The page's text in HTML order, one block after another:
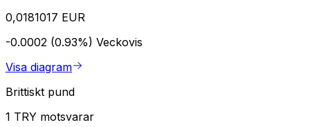
0,0181017 EUR
-0.0002 (0.93%) Veckovis
Visa diagram
Brittiskt pund
1 TRY motsvarar